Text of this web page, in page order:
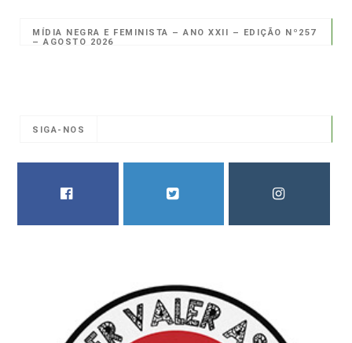
MÍDIA NEGRA E FEMINISTA – ANO XXII – EDIÇÃO Nº257
– AGOSTO 2026
SIGA-NOS